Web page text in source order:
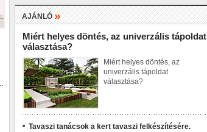
AJÁNLÓ»
Miért helyes döntés, az univerzális tápoldat
választása?
Miért helyes döntés, az
univerzális tápoldat
választása?
Tavaszi tanácsok a kert tavaszi felkészítésére.